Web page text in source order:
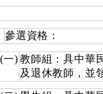
參選資格：
(一) 教師組：具中華
及退休教師，並